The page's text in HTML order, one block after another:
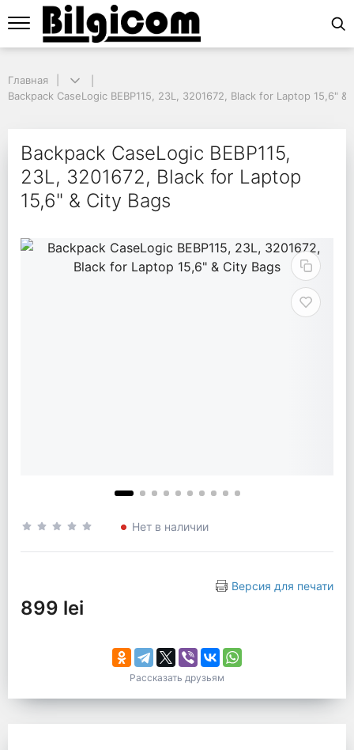
Backpack CaseLogic BEBP115, 23L, 3201672, Black for Laptop 15,6" &
Backpack CaseLogic
Главная
Backpack CaseLogic BEBP115, 23L, 3201672, Black for Laptop 15,6" &
Backpack CaseLogic BEBP115,
23L, 3201672, Black for Laptop
15,6" & City Bags
Нет в наличии
Версия для печати
899 lei
Рассказать друзьям